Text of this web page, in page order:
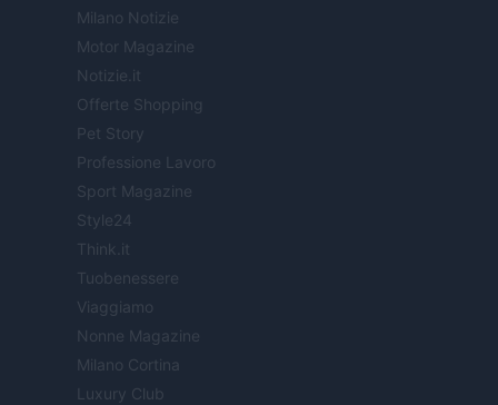
Milano Notizie
Motor Magazine
Notizie.it
Offerte Shopping
Pet Story
Professione Lavoro
Sport Magazine
Style24
Think.it
Tuobenessere
Viaggiamo
Nonne Magazine
Milano Cortina
Luxury Club